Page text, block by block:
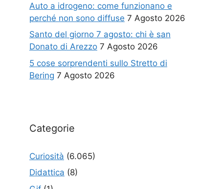
Auto a idrogeno: come funzionano e
perché non sono diffuse 7 Agosto 2026
Santo del giorno 7 agosto: chi è san
Donato di Arezzo 7 Agosto 2026
5 cose sorprendenti sullo Stretto di
Bering 7 Agosto 2026
Categorie
Curiosità (6.065)
Didattica (8)